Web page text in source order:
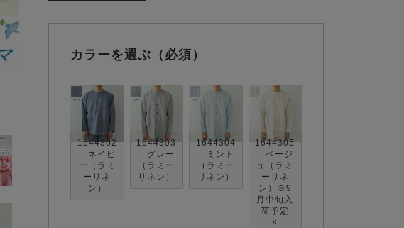
カラーを選ぶ（必須）
1644302
ネイビ
ー（ラミ
ーリネ
ン）
1644303
グレー
（ラミー
リネン）
1644304
ミント
（ラミー
リネン）
1644305
ベージ
ュ（ラミ
ーリネ
ン）※9
月中旬入
荷予定
×